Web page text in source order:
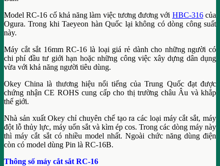
Model RC-16 cố khả năng làm việc tương đương với HBC-316của
Ogura. Trong khi Taeyeon hàn Quốc lại không có dòng công suất
này.
Máy cắt sắt 16mm RC-16 là loại giá rẻ dành cho những người có
chi phí đầu tư giới hạn hoặc những công việc xây dựng dân dụng
vừa với khả năng người tiêu dùng.
Okey China là thương hiệu nổi tiếng của Trung Quốc đạt được
chứng nhận CE ROHS cung cấp cho thị trường châu Âu và khắp
thế giới.
Nhà sản xuất Okey chỉ chuyên chế tạo ra các loại máy cắt sắt, máy
đột lỗ thủy lực, máy uốn sắt và kìm ép cos. Trong các dòng máy này
thì máy cắt sắt có nhiều model nhất. Ngoài chức năng dùng điện
còn có model dùng Pin là RC-16B.
Thông số máy cắt sắt RC-16